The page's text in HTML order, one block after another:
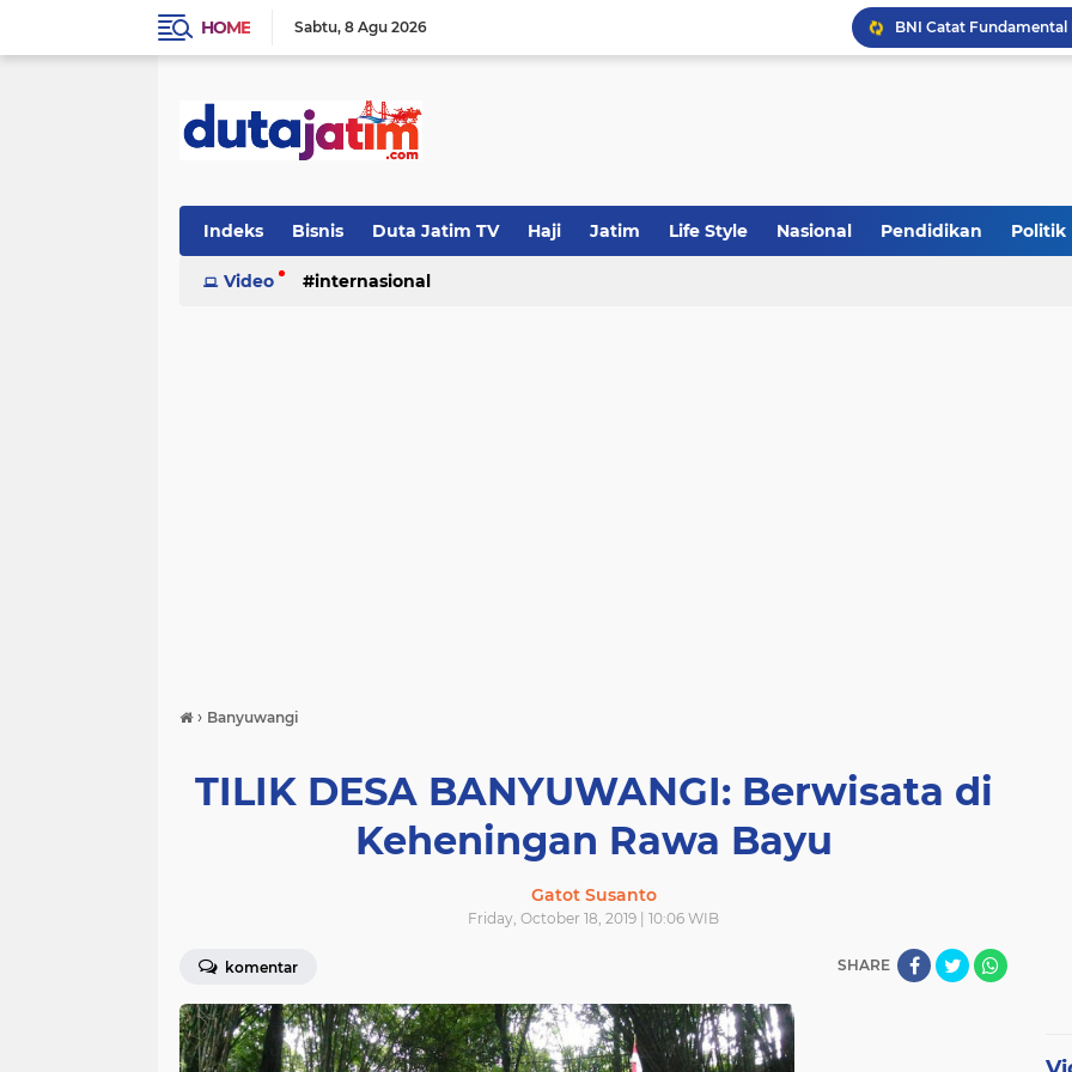
HOME Sabtu 8 Agu 2026
JakOne Mobile Antar
Khutbah Jumat:
Indeks Bisnis Duta Jatim TV Haji Jatim Life Style Nasional Pendidikan Politik
Video internasional
› Banyuwangi
TILIK DESA BANYUWANGI: Berwisata di
Keheningan Rawa Bayu
Gatot Susanto
Friday, October 18, 2019 | 10:06 WIB
komentar SHARE